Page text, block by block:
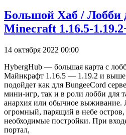
Большой Хаб / Лобби
Minecraft 1.16.5-
14 октября 2022 00:00
HybergHub — большая карта с
Майнкрафт 1.16.5 — 1.19.2 и
подойдет как для BungeeCord
мини-игр, так и в роли лобби для
анархия или обычное выживание.
огромный, парящий в небе остров,
необходимые постройки. При
портал,